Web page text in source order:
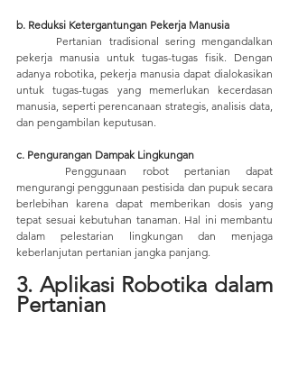
b. Reduksi Ketergantungan Pekerja Manusia
pekerja manusia untuk tugas-tugas fisik. Dengan
adanya robotika, pekerja manusia dapat dialokasikan
untuk tugas-tugas yang memerlukan kecerdasan
manusia, seperti perencanaan strategis, analisis data,
dan pengambilan keputusan.
c. Pengurangan Dampak Lingkungan
mengurangi penggunaan pestisida dan pupuk secara
berlebihan karena dapat memberikan dosis yang
tepat sesuai kebutuhan tanaman. Hal ini membantu
dalam pelestarian lingkungan dan menjaga
keberlanjutan pertanian jangka panjang.
3. Aplikasi Robotika dalam
Pertanian